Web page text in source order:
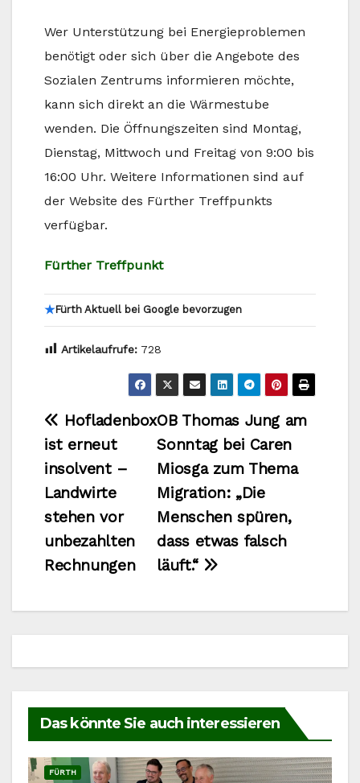
Wer Unterstützung bei Energieproblemen
benötigt oder sich über die Angebote des
Sozialen Zentrums informieren möchte,
kann sich direkt an die Wärmestube
wenden. Die Öffnungszeiten sind Montag,
Dienstag, Mittwoch und Freitag von 9:00 bis
16:00 Uhr. Weitere Informationen sind auf
der Website des Fürther Treffpunkts
verfügbar.
Fürther Treffpunkt
★Fürth Aktuell bei Google bevorzugen
Artikelaufrufe: 728
Beitragsnavigation
OB Thomas Jung am
Sonntag bei Caren
Miosga zum Thema
Migration: „Die
Menschen spüren,
dass etwas falsch
läuft.“
Hofladenbox
ist erneut
insolvent –
Landwirte
stehen vor
unbezahlten
Rechnungen
Das könnte Sie auch interessieren
FÜRTH